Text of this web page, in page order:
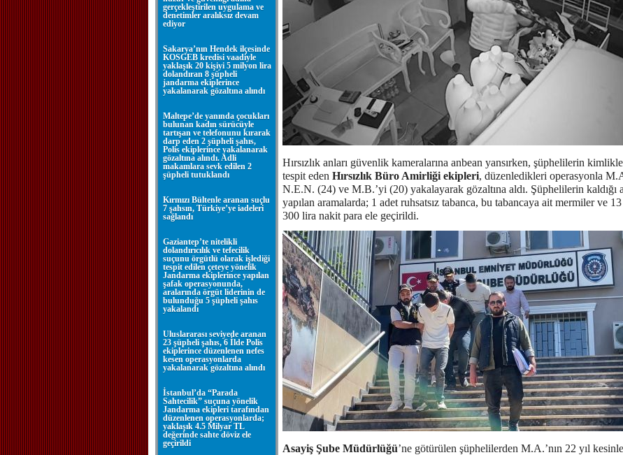
gerçekleştirilen uygulama ve
denetimler aralıksız devam
ediyor
Sakarya’nın Hendek ilçesinde
KOSGEB kredisi vaadiyle
yaklaşık 20 kişiyi 5 milyon lira
dolandıran 8 şüpheli
jandarma ekiplerince
yakalanarak gözaltına alındı
Maltepe’de yanında çocukları
bulunan kadın sürücüyle
tartışan ve telefonunu kırarak
darp eden 2 şüpheli şahıs,
Polis ekiplerince yakalanarak
gözaltına alındı. Adli
makamlara sevk edilen 2
şüpheli tutuklandı
Kırmızı Bültenle aranan suçlu
7 şahsın, Türkiye’ye iadeleri
sağlandı
Gaziantep’te nitelikli
dolandırıcılık ve tefecilik
suçunu örgütlü olarak işlediği
tespit edilen çeteye yönelik
Jandarma ekiplerince yapılan
şafak operasyonunda,
aralarında örgüt liderinin de
bulunduğu 5 şüpheli şahıs
yakalandı
Uluslararası seviyede aranan
23 şüpheli şahıs, 6 İlde Polis
ekiplerince düzenlenen nefes
kesen operasyonlarda
yakalanarak gözaltına alındı
İstanbul’da “Parada
Sahtecilik” suçuna yönelik
Jandarma ekipleri tarafından
düzenlenen operasyonlarda;
yaklaşık 4.5 Milyar TL
değerinde sahte döviz ele
geçirildi
Hırsızlık anları güvenlik kameralarına anbean yansırken, şüphelilerin
tespit eden Hırsızlık Büro Amirliği ekipleri, düzenledikleri operasyonla
N.E.N. (24) ve M.B.’yi (20) yakalayarak gözaltına aldı. Şüphelilerin kaldığı
yapılan aramalarda; 1 adet ruhsatsız tabanca, bu tabancaya ait mermiler ve
300 lira nakit para ele geçirildi.
Asayiş Şube Müdürlüğü’ne götürülen şüphelilerden M.A.’nın 22 yıl